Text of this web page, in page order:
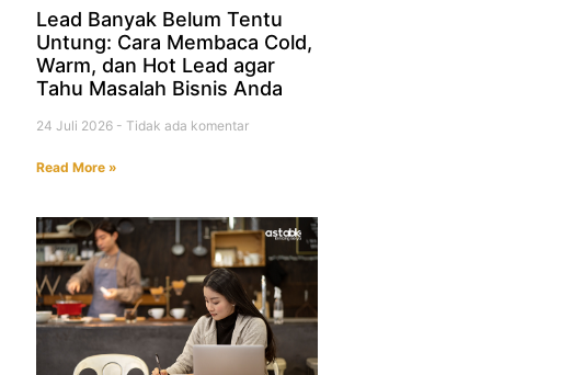
Lead Banyak Belum Tentu
Untung: Cara Membaca Cold,
Warm, dan Hot Lead agar
Tahu Masalah Bisnis Anda
24 Juli 2026 Tidak ada komentar
Read More »